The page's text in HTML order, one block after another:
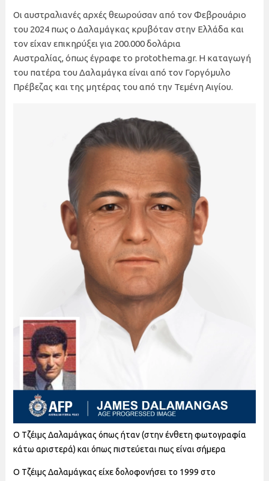
Οι αυστραλιανές αρχές θεωρούσαν από τον Φεβρουάριο
του 2024 πως ο Δαλαμάγκας κρυβόταν στην Ελλάδα και
τον είχαν επικηρύξει για 200.000 δολάρια
Αυστραλίας, όπως έγραφε το protothema.gr. Η καταγωγή
του πατέρα του Δαλαμάγκα είναι από τον Γοργόμυλο
Πρέβεζας και της μητέρας του από την Τεμένη Αιγίου.
Ο Τζέιμς Δαλαμάγκας όπως ήταν (στην ένθετη φωτογραφία
κάτω αριστερά) και όπως πιστεύεται πως είναι σήμερα
Ο Τζέιμς Δαλαμάγκας είχε δολοφονήσει το 1999 στο